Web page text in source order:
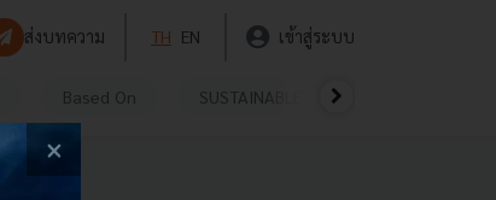
ส่งบทความ TH EN เข้าสู่ระบบ
Based On SUSTAINABLE
×